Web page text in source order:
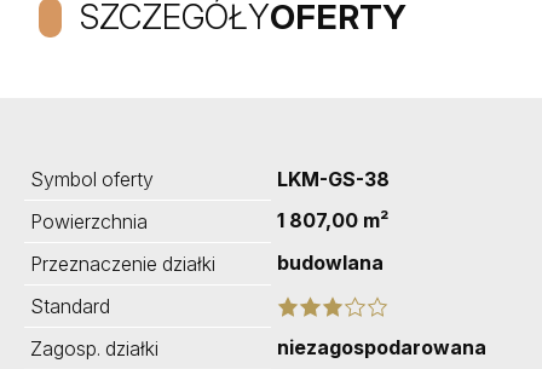
SZCZEGÓŁYOFERTY
Symbol oferty
LKM-GS-38
Powierzchnia
1 807,00 m²
Przeznaczenie działki
budowlana
Standard
Zagosp. działki
niezagospodarowana